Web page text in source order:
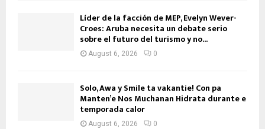
Líder de la facción de MEP, Evelyn Wever-
Croes: Aruba necesita un debate serio
sobre el futuro del turismo y no...
August 6, 2026 0
Solo, Awa y Smile ta vakantie! Con pa
Manten’e Nos Muchanan Hidrata durante e
temporada calor
August 6, 2026 0